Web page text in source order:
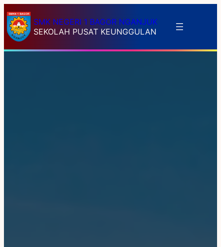
SMK NEGERI 1 BAGOR NGANJUK
SEKOLAH PUSAT KEUNGGULAN